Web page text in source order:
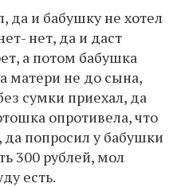
да и бабушку не хотел
нет, да и даст
а потом бабушка
матери не до сына,
сумки приехал, да
опротивела, что
попросил у бабушки
300 рублей, мол
есть.